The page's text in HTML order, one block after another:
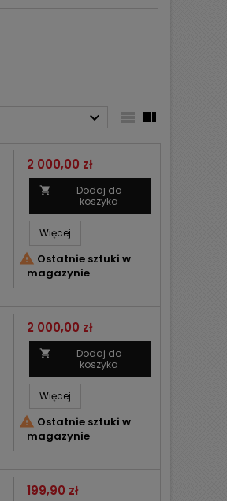
  
Cena
2 000,00 zł

Dodaj do
koszyka
Więcej
 Ostatnie sztuki w
magazynie
Cena
2 000,00 zł

Dodaj do
koszyka
Więcej
 Ostatnie sztuki w
magazynie
Cena
199,90 zł